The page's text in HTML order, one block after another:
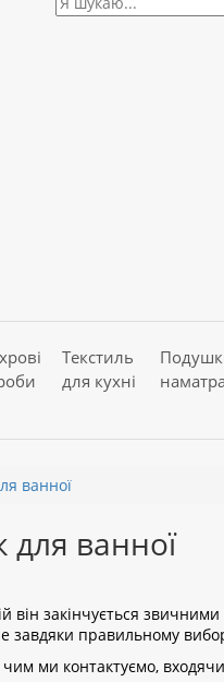
Текстиль
для кухні
ванної
для ванної
він закінчується
завдяки правильному
ми контактуємо,